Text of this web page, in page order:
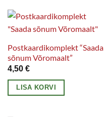
Postkaardikomplekt “Saada
sõnum Võromaalt”
4,50 €
LISA KORVI